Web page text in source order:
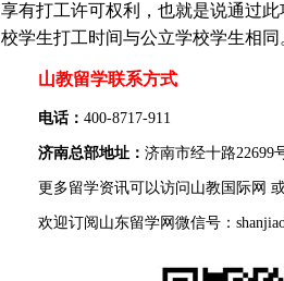
享有打工许可权利，也就是说通过
校学生打工时间与公立学校学生相同
山教留学联系方式
电话： 400-8717-911
济南总部地址： 济南市经十路22699
更多留学资讯可以访问 山教国际网
欢迎订阅山东留学网微信号：